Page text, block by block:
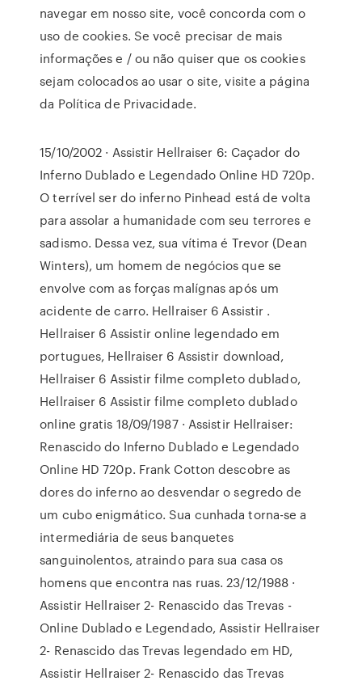
navegar em nosso site, você concorda com o
uso de cookies. Se você precisar de mais
informações e / ou não quiser que os cookies
sejam colocados ao usar o site, visite a página
da Política de Privacidade.
15/10/2002 · Assistir Hellraiser 6: Caçador do
Inferno Dublado e Legendado Online HD 720p.
O terrível ser do inferno Pinhead está de volta
para assolar a humanidade com seu terrores e
sadismo. Dessa vez, sua vítima é Trevor (Dean
Winters), um homem de negócios que se
envolve com as forças malígnas após um
acidente de carro. Hellraiser 6 Assistir .
Hellraiser 6 Assistir online legendado em
portugues, Hellraiser 6 Assistir download,
Hellraiser 6 Assistir filme completo dublado,
Hellraiser 6 Assistir filme completo dublado
online gratis 18/09/1987 · Assistir Hellraiser:
Renascido do Inferno Dublado e Legendado
Online HD 720p. Frank Cotton descobre as
dores do inferno ao desvendar o segredo de
um cubo enigmático. Sua cunhada torna-se a
intermediária de seus banquetes
sanguinolentos, atraindo para sua casa os
homens que encontra nas ruas. 23/12/1988 ·
Assistir Hellraiser 2- Renascido das Trevas -
Online Dublado e Legendado, Assistir Hellraiser
2- Renascido das Trevas legendado em HD,
Assistir Hellraiser 2- Renascido das Trevas